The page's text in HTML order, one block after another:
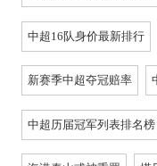
中超16队身价最新排行
新赛季中超夺冠赔率
中超历届冠军列表排名榜